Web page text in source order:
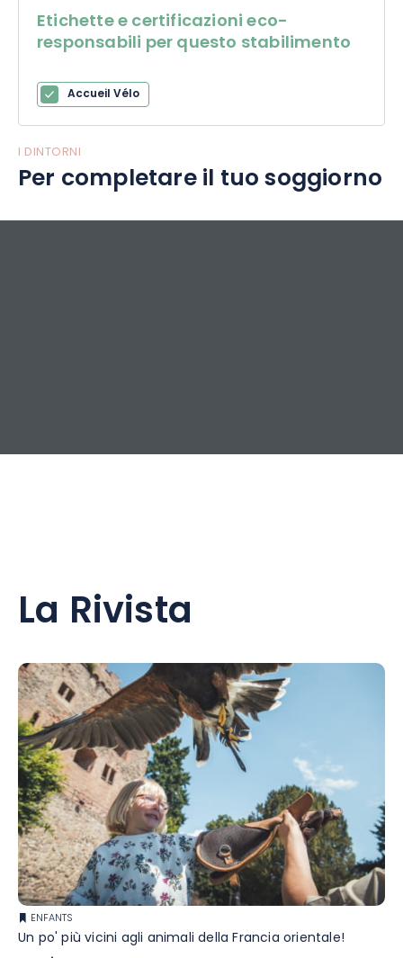
Etichette e certificazioni eco-
responsabili per questo stabilimento
Accueil Vélo
I DINTORNI
Per completare il tuo soggiorno
La Rivista
ENFANTS
Un po' più vicini agli animali della Francia orientale!